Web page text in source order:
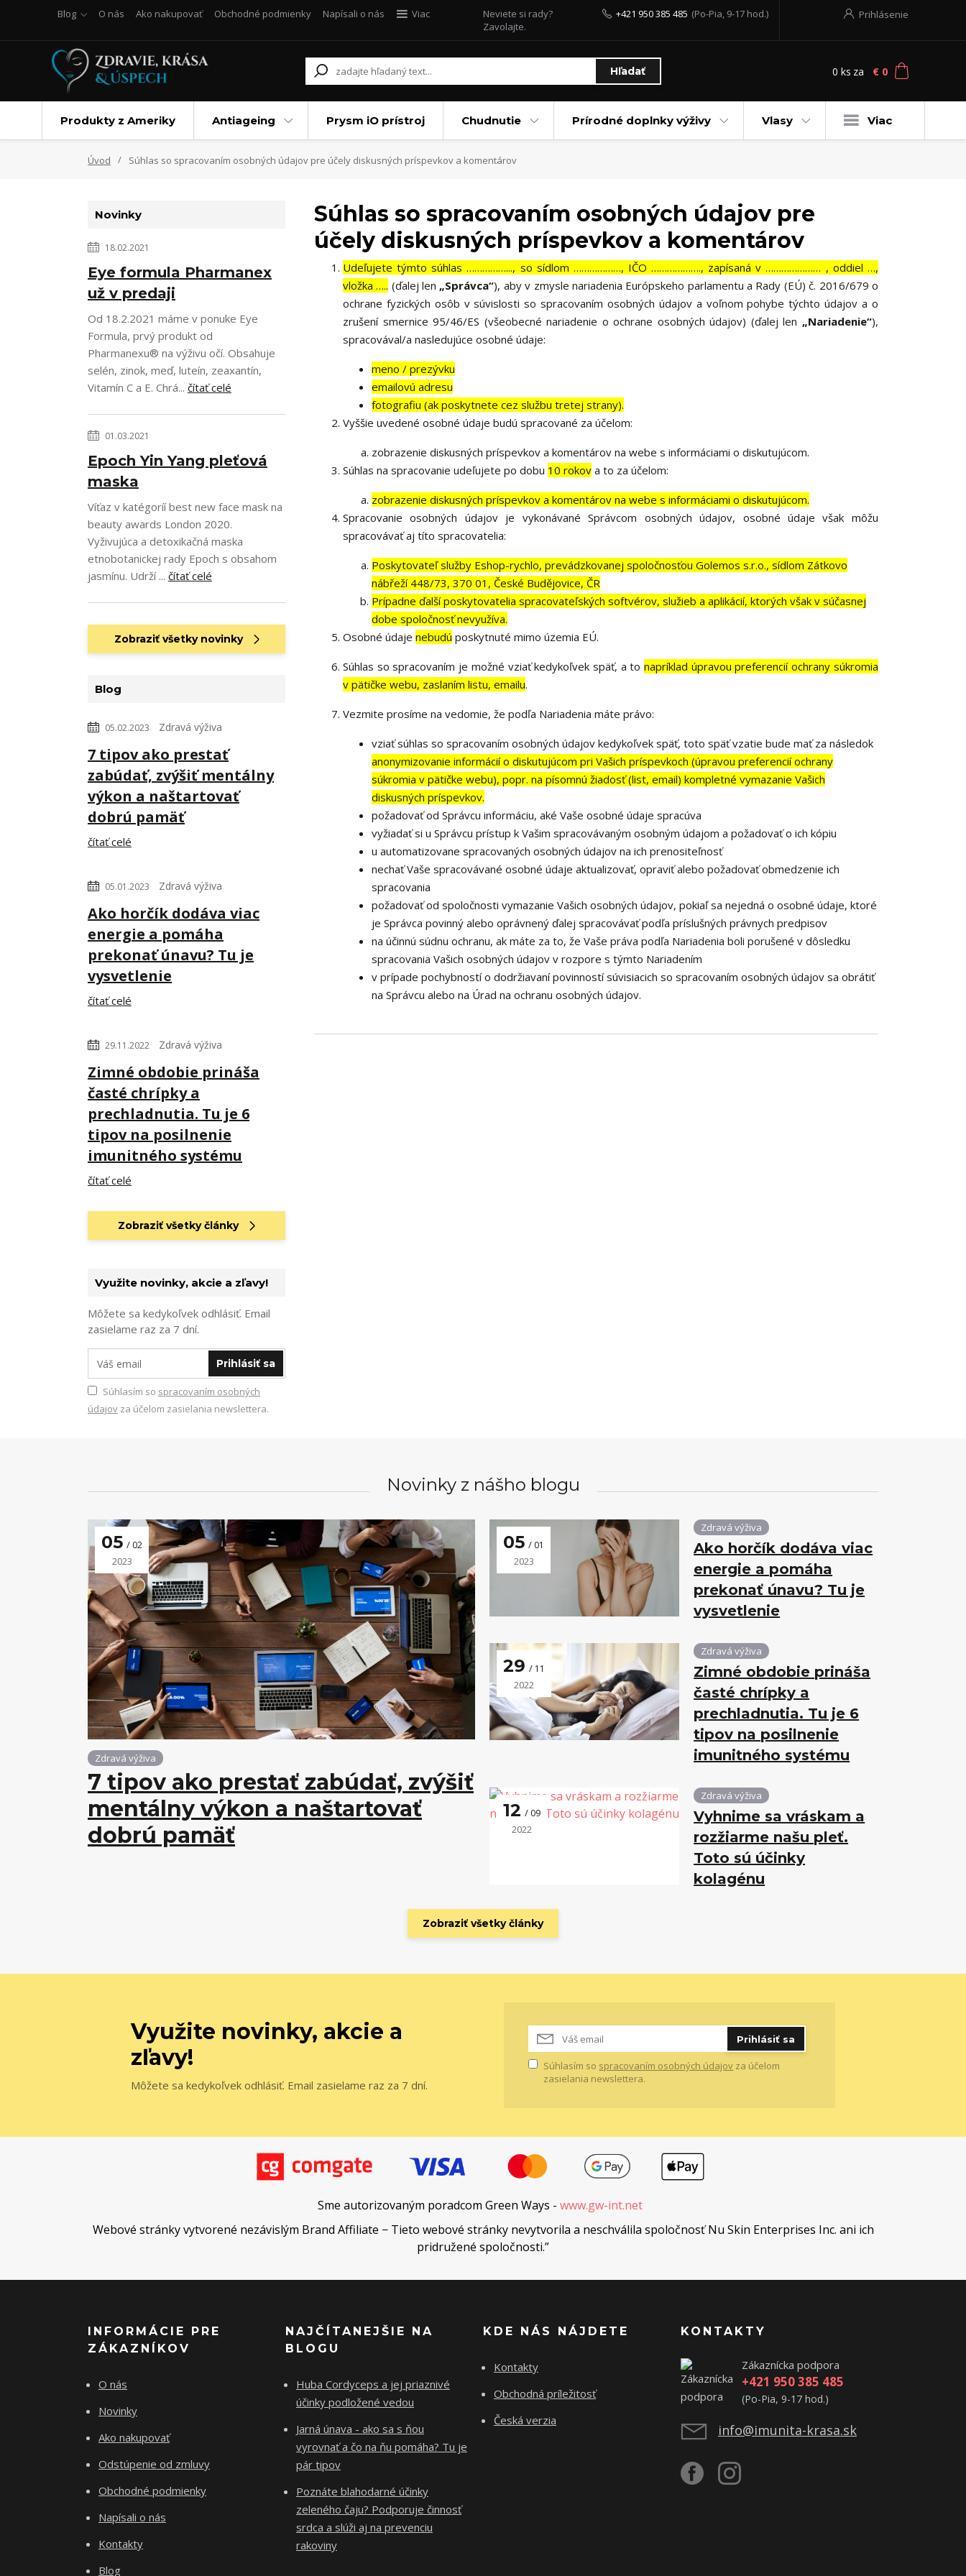
Blog O nás Ako nakupovať Obchodné podmienky Napísali o nás Viac Prihlásenie
Hľadať
Neviete si rady?
Zavolajte.
+421 950 385 485 (Po-Pia, 9-17 hod.)
0 ks za € 0
Produkty z Ameriky Antiageing Prysm iO prístroj Chudnutie Prírodné doplnky výživy Vlasy Viac
Úvod Súhlas so spracovaním osobných údajov pre účely diskusných príspevkov a komentárov
Novinky
18.02.2021
Eye formula Pharmanex
už v predaji
Od 18.2.2021 máme v ponuke Eye
Formula, prvý produkt od
Pharmanexu® na výživu očí. Obsahuje
selén, zinok, meď, luteín, zeaxantín,
Vitamín C a E. Chrá... čítať celé
01.03.2021
Epoch Yin Yang pleťová
maska
Víťaz v katégoríí best new face mask na
beauty awards London 2020.
Vyživujúca a detoxikačná maska
etnobotanickej rady Epoch s obsahom
jasmínu. Udrží ... čítať celé
Zobraziť všetky novinky
Blog
05.02.2023 Zdravá výživa
7 tipov ako prestať
zabúdať, zvýšiť mentálny
výkon a naštartovať
dobrú pamäť
čítať celé
05.01.2023 Zdravá výživa
Ako horčík dodáva viac
energie a pomáha
prekonať únavu? Tu je
vysvetlenie
čítať celé
29.11.2022 Zdravá výživa
Zimné obdobie prináša
časté chrípky a
prechladnutia. Tu je 6
tipov na posilnenie
imunitného systému
čítať celé
Zobraziť všetky články
Využite novinky, akcie a zľavy!
Môžete sa kedykoľvek odhlásiť. Email
zasielame raz za 7 dní.
Prihlásiť sa
Súhlasím so spracovaním osobných
údajov za účelom zasielania newslettera.
Súhlas so spracovaním osobných údajov pre
účely diskusných príspevkov a komentárov
Udeľujete týmto súhlas ……………..., so sídlom ………………, IČO ………………., zapísaná v ………………… , oddiel …,
vložka ….. (ďalej len „Správca“), aby v zmysle nariadenia Európskeho parlamentu a Rady (EÚ) č. 2016/679 o
ochrane fyzických osôb v súvislosti so spracovaním osobných údajov a voľnom pohybe týchto údajov a o
zrušení smernice 95/46/ES (všeobecné nariadenie o ochrane osobných údajov) (ďalej len „Nariadenie“),
spracovával/a nasledujúce osobné údaje:
meno / prezývku
emailovú adresu
fotografiu (ak poskytnete cez službu tretej strany).
Vyššie uvedené osobné údaje budú spracované za účelom:
zobrazenie diskusných príspevkov a komentárov na webe s informáciami o diskutujúcom.
Súhlas na spracovanie udeľujete po dobu 10 rokova to za účelom:
zobrazenie diskusných príspevkov a komentárov na webe s informáciami o diskutujúcom.
Spracovanie osobných údajov je vykonávané Správcom osobných údajov, osobné údaje však môžu
spracovávať aj títo spracovatelia:
Poskytovateľ služby Eshop-rychlo, prevádzkovanej spoločnosťou Golemos s.r.o., sídlom Zátkovo
nábřeží 448/73, 370 01, České Budějovice, ČR
Prípadne ďalší poskytovatelia spracovateľských softvérov, služieb a aplikácií, ktorých však v súčasnej
dobe spoločnosť nevyužíva.
Osobné údaje nebudú poskytnuté mimo územia EÚ.
Súhlas so spracovaním je možné vziať kedykoľvek späť, a tonapríklad úpravou preferencií ochrany súkromia
v pätičke webu, zaslaním listu, emailu.
Vezmite prosíme na vedomie, že podľa Nariadenia máte právo:
vziať súhlas so spracovaním osobných údajov kedykoľvek späť, toto späť vzatie bude mať za následok
anonymizovanie informácií o diskutujúcom pri Vašich príspevkoch (úpravou preferencií ochrany
súkromia v pätičke webu), popr. na písomnú žiadosť (list, email) kompletné vymazanie Vašich
diskusných príspevkov.
požadovať od Správcu informáciu, aké Vaše osobné údaje spracúva
vyžiadať si u Správcu prístup k Vašim spracovávaným osobným údajom a požadovať o ich kópiu
u automatizovane spracovaných osobných údajov na ich prenositeľnosť
nechať Vaše spracovávané osobné údaje aktualizovať, opraviť alebo požadovať obmedzenie ich
spracovania
požadovať od spoločnosti vymazanie Vašich osobných údajov, pokiaľ sa nejedná o osobné údaje, ktoré
je Správca povinný alebo oprávnený ďalej spracovávať podľa príslušných právnych predpisov
na účinnú súdnu ochranu, ak máte za to, že Vaše práva podľa Nariadenia boli porušené v dôsledku
spracovania Vašich osobných údajov v rozpore s týmto Nariadením
v prípade pochybností o dodržiavaní povinností súvisiacich so spracovaním osobných údajov sa obrátiť
na Správcu alebo na Úrad na ochranu osobných údajov.
Novinky z nášho blogu
05 02
2023
Zdravá výživa
7 tipov ako prestať zabúdať, zvýšiť
mentálny výkon a naštartovať
dobrú pamäť
05 01
2023
Zdravá výživa
Ako horčík dodáva viac
energie a pomáha
prekonať únavu? Tu je
vysvetlenie
29 11
2022
Zdravá výživa
Zimné obdobie prináša
časté chrípky a
prechladnutia. Tu je 6
tipov na posilnenie
imunitného systému
12 09
2022
Zdravá výživa
Vyhnime sa vráskam a
rozžiarme našu pleť.
Toto sú účinky
kolagénu
Zobraziť všetky články
Využite novinky, akcie a
zľavy!
Môžete sa kedykoľvek odhlásiť. Email zasielame raz za 7 dní.
Prihlásiť sa
Súhlasím so spracovaním osobných údajov za účelom
zasielania newslettera.
Sme autorizovaným poradcom Green Ways - www.gw-int.net
Webové stránky vytvorené nezávislým Brand Affiliate − Tieto webové stránky nevytvorila a neschválila spoločnosť Nu Skin Enterprises Inc. ani ich
pridružené spoločnosti.”
INFORMÁCIE PRE
ZÁKAZNÍKOV
O nás
Novinky
Ako nakupovať
Odstúpenie od zmluvy
Obchodné podmienky
Napísali o nás
Kontakty
Blog
NAJČÍTANEJŠIE NA
BLOGU
Huba Cordyceps a jej priaznivé
účinky podložené vedou
Jarná únava - ako sa s ňou
vyrovnať a čo na ňu pomáha? Tu je
pár tipov
Poznáte blahodarné účinky
zeleného čaju? Podporuje činnosť
srdca a slúži aj na prevenciu
rakoviny
KDE NÁS NÁJDETE
Kontakty
Obchodná príležitosť
Česká verzia
KONTAKTY
Zákaznícka podpora
+421 950 385 485
(Po-Pia, 9-17 hod.)
info@imunita-krasa.sk